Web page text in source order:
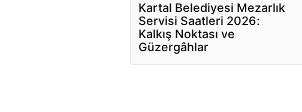
Kartal Belediyesi Mezarlık
Servisi Saatleri 2026:
Kalkış Noktası ve
Güzergâhlar